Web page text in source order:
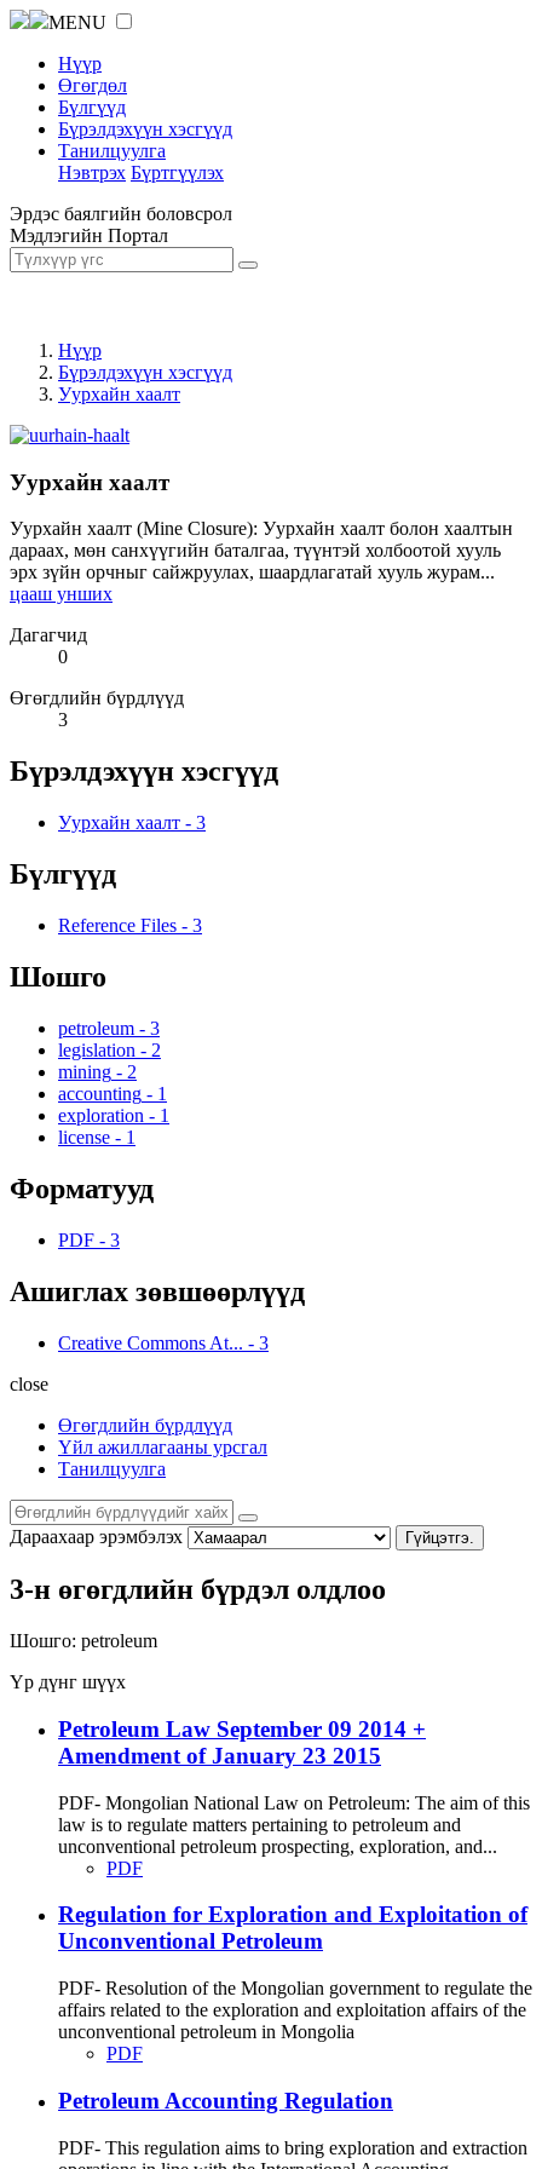
MENU
Нүүр
Өгөгдөл
Бүлгүүд
Бүрэлдэхүүн хэсгүүд
Танилцуулга
Нэвтрэх Бүртгүүлэх
Эрдэс баялгийн боловсрол
Мэдлэгийн Портал
Нүүр
Бүрэлдэхүүн хэсгүүд
Уурхайн хаалт
Уурхайн хаалт
Уурхайн хаалт (Mine Closure): Уурхайн хаалт болон хаалтын
дараах, мөн санхүүгийн баталгаа, түүнтэй холбоотой хууль
эрх зүйн орчныг сайжруулах, шаардлагатай хууль журам...
цааш унших
Дагагчид
0
Өгөгдлийн бүрдлүүд
3
Бүрэлдэхүүн хэсгүүд
Уурхайн хаалт - 3
Бүлгүүд
Reference Files - 3
Шошго
petroleum - 3
legislation - 2
mining - 2
accounting - 1
exploration - 1
license - 1
Форматууд
PDF - 3
Ашиглах зөвшөөрлүүд
Creative Commons At... - 3
close
Өгөгдлийн бүрдлүүд
Үйл ажиллагааны урсгал
Танилцуулга
Дараахаар эрэмбэлэх Гүйцэтгэ.
3-н өгөгдлийн бүрдэл олдлоо
Шошго: petroleum
Үр дүнг шүүх
Petroleum Law September 09 2014 +
Amendment of January 23 2015
PDF- Mongolian National Law on Petroleum: The aim of this
law is to regulate matters pertaining to petroleum and
unconventional petroleum prospecting, exploration, and...
PDF
Regulation for Exploration and Exploitation of
Unconventional Petroleum
PDF- Resolution of the Mongolian government to regulate the
affairs related to the exploration and exploitation affairs of the
unconventional petroleum in Mongolia
PDF
Petroleum Accounting Regulation
PDF- This regulation aims to bring exploration and extraction